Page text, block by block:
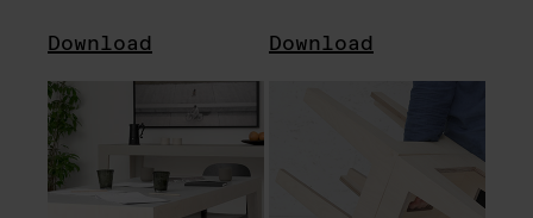
Download Download